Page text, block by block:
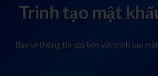
Trình tạo mật
Bảo vệ thông tin của bạn với trình tạo